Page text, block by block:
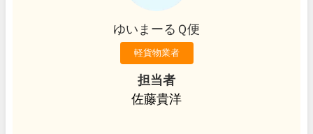
ゆいまーるＱ便
軽貨物業者
担当者
佐藤貴洋